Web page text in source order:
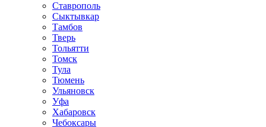
Ставрополь
Сыктывкар
Тамбов
Тверь
Тольятти
Томск
Тула
Тюмень
Ульяновск
Уфа
Хабаровск
Чебоксары